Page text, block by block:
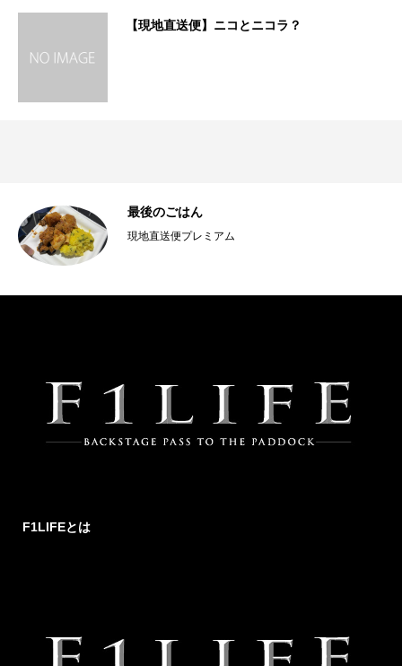
【現地直送便】ニコとニコラ？
最後のごはん
現地直送便プレミアム
F1LIFEとは